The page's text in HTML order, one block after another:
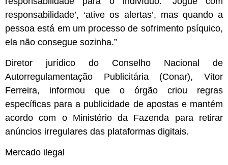
responsabilidade’, ‘ative os alertas’, mas quando a
pessoa está em um processo de sofrimento psíquico,
ela não consegue sozinha.”
Diretor jurídico do Conselho Nacional de
Autorregulamentação Publicitária (Conar), Vitor
Ferreira, informou que o órgão criou regras
específicas para a publicidade de apostas e mantém
acordo com o Ministério da Fazenda para retirar
anúncios irregulares das plataformas digitais.
Mercado ilegal